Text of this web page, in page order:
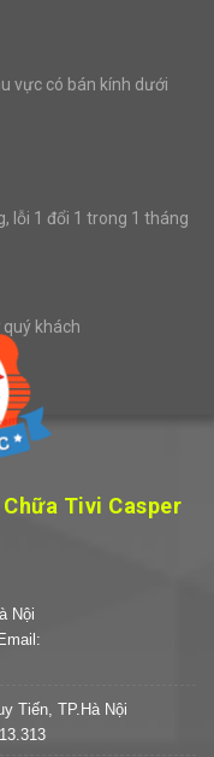
vực có bán kính dưới
lỗi 1 đổi 1 trong 1 tháng
khách
Tivi Casper
Nội
Email:
Tiến, TP.Hà Nội